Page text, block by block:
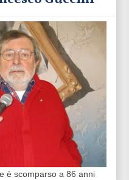
è scomparso a 86 anni